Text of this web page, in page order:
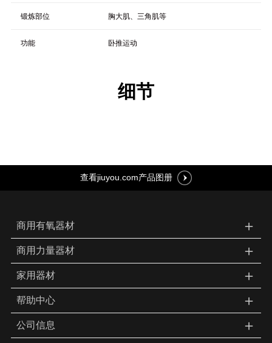
锻炼部位 胸大肌、三角肌等
功能 卧推运动
细节
查看jiuyou.com产品图册
商用有氧器材 ＋
商用力量器材 ＋
家用器材 ＋
帮助中心 ＋
公司信息
＋